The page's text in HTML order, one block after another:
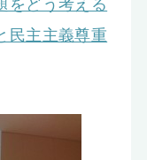
をどう考える
民主主義尊重